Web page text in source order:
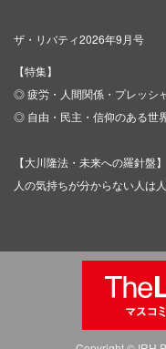
ザ・リバティ2026年9月号
【特集】
◎ 疲労・人間関係・プレッシ
◎ 自由・民主・信仰のある世
【大川隆法・未来への羅針盤】
人の気持ちが分からない人は